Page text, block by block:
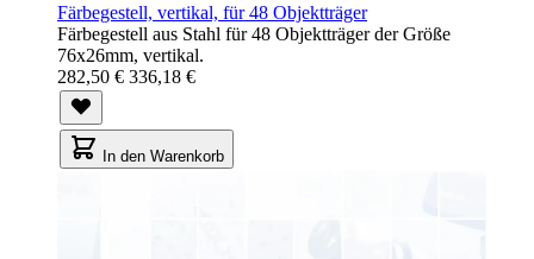
Färbegestell, vertikal, für 48 Objektträger
Färbegestell aus Stahl für 48 Objektträger der Größe
76x26mm, vertikal.
282,50 € 336,18 €
In den Warenkorb